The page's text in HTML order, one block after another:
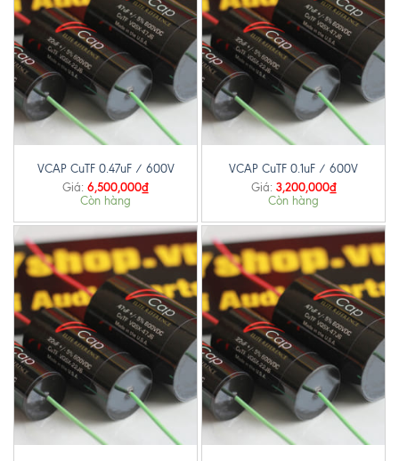
VCAP CuTF 0.47uF / 600V
Giá: 6,500,000₫
Còn hàng
VCAP CuTF 0.1uF / 600V
Giá: 3,200,000₫
Còn hàng